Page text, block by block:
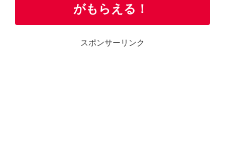
がもらえる！
スポンサーリンク